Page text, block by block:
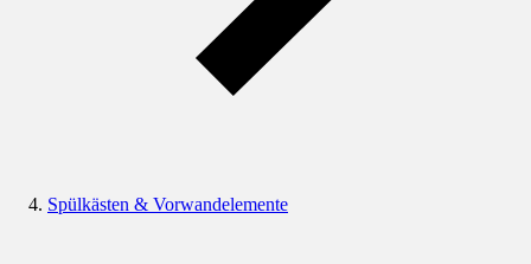
Spülkästen & Vorwandelemente